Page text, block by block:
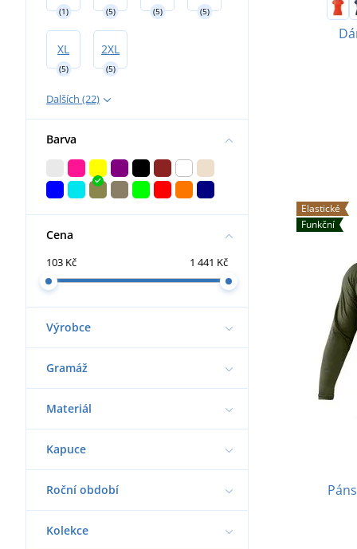
(1) (5) (5) (5)
XL
(5)
2XL
(5)
Dalších (22)
Barva
Cena
103 Kč 1 441 Kč
Výrobce
Gramáž
Materiál
Kapuce
Roční období
Kolekce
Elastické
Funkční